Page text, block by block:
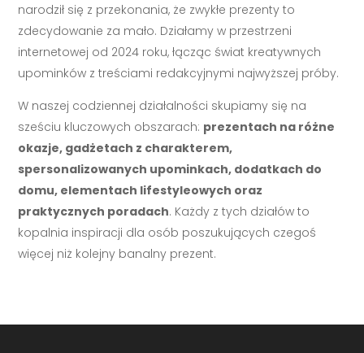
narodził się z przekonania, że zwykłe prezenty to
zdecydowanie za mało. Działamy w przestrzeni
internetowej od 2024 roku, łącząc świat kreatywnych
upominków z treściami redakcyjnymi najwyższej próby.
W naszej codziennej działalności skupiamy się na
sześciu kluczowych obszarach: prezentach na różne
okazje, gadżetach z charakterem,
spersonalizowanych upominkach, dodatkach do
domu, elementach lifestyleowych oraz
praktycznych poradach. Każdy z tych działów to
kopalnia inspiracji dla osób poszukujących czegoś
więcej niż kolejny banalny prezent.